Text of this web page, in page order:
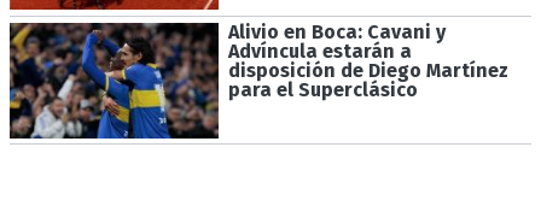
Alivio en Boca: Cavani y
Advíncula estarán a
disposición de Diego Martínez
para el Superclásico